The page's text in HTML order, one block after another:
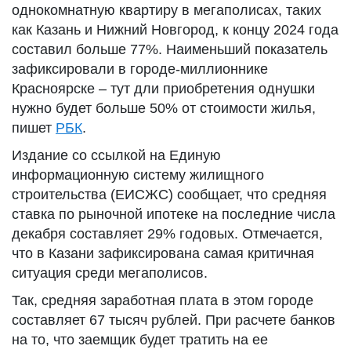
однокомнатную квартиру в мегаполисах, таких
как Казань и Нижний Новгород, к концу 2024 года
составил больше 77%. Наименьший показатель
зафиксировали в городе-миллионнике
Красноярске – тут дли приобретения однушки
нужно будет больше 50% от стоимости жилья,
пишет РБК.
Издание со ссылкой на Единую
информационную систему жилищного
строительства (ЕИСЖС) сообщает, что средняя
ставка по рыночной ипотеке на последние числа
декабря составляет 29% годовых. Отмечается,
что в Казани зафиксирована самая критичная
ситуация среди мегаполисов.
Так, средняя заработная плата в этом городе
составляет 67 тысяч рублей. При расчете банков
на то, что заемщик будет тратить на ее